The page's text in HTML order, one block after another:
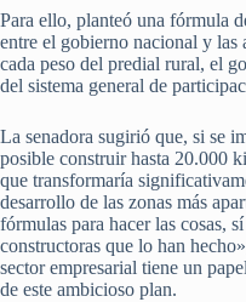
Para ello, planteó una fórmula
entre el gobierno nacional y las
cada peso del predial rural, el
del sistema general de
La senadora sugirió que, si se
posible construir hasta 20.000
que transformaría
desarrollo de las zonas más
fórmulas para hacer las cosas,
constructoras que lo han
sector empresarial tiene un
de este ambicioso plan.